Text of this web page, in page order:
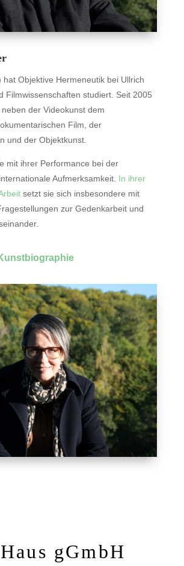
hat Objektive Hermeneutik bei Ullrich
Filmwissenschaften studiert. Seit 2005
der Videokunst dem
Film, der
und der Objektkunst.
mit ihrer Performance bei der
Aufmerksamkeit. In ihrer
setzt sie sich insbesondere mit
zur Gedenkarbeit und
gGmbH